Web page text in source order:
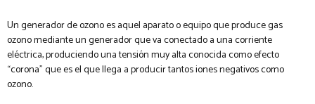
Un generador de ozono es aquel aparato o equipo que produce gas
ozono mediante un generador que va conectado a una corriente
eléctrica, produciendo una tensión muy alta conocida como efecto
“corona” que es el que llega a producir tantos iones negativos como
ozono.